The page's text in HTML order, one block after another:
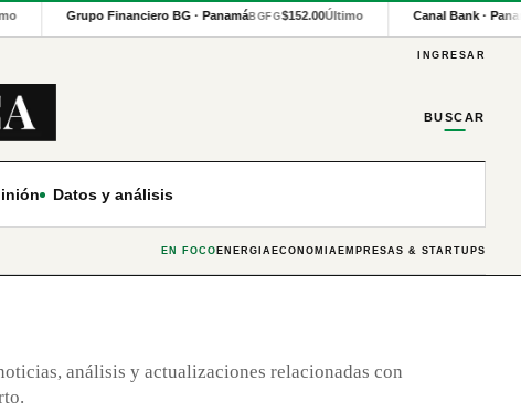
Grupo Financiero BG · PanamáBGFG$152.00Último Canal Bank ·
INGRESAR
BUSCAR
Datos y análisis
EN FOCO ENERGÍA ECONOMÍA EMPRESAS & STARTUPS
análisis y actualizaciones relacionadas con